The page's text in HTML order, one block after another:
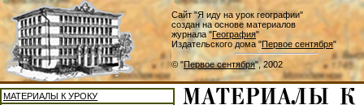
Сайт "Я иду на урок географии"
создан на основе материалов
журнала "География"
Издательского дома "Первое сентября"
© "Первое сентября", 2002
МАТЕРИАЛЫ К УРОКУ